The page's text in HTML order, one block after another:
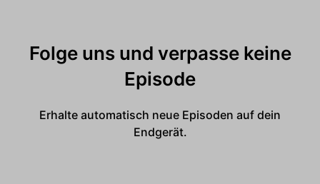
Folge uns und verpasse keine
Episode
Erhalte automatisch neue Episoden auf dein
Endgerät.